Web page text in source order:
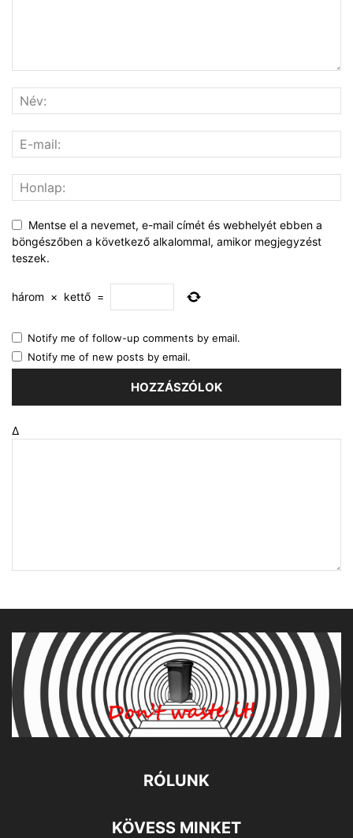
Mentse el a nevemet, e-mail címét és webhelyét ebben a
böngészőben a következő alkalommal, amikor megjegyzést
teszek.
három × kettő =
Notify me of follow-up comments by email.
Notify me of new posts by email.
Δ
RÓLUNK
KÖVESS MINKET